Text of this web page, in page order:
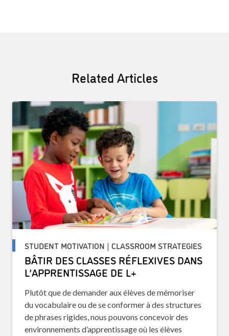
Related Articles
STUDENT MOTIVATION | CLASSROOM STRATEGIES
BÂTIR DES CLASSES RÉFLEXIVES DANS
L’APPRENTISSAGE DE L+
Plutôt que de demander aux élèves de mémoriser
du vocabulaire ou de se conformer à des structures
de phrases rigides, nous pouvons concevoir des
environnements d’apprentissage où les élèves